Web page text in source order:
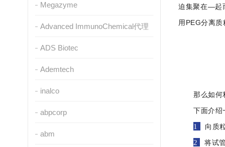
Megazyme
Advanced ImmunoChemical代理
ADS Biotec
Ademtech
inalco
abpcorp
abm
迫集聚在—起
用PEG分离
那么如何
下面介绍
1 向质
2 将试